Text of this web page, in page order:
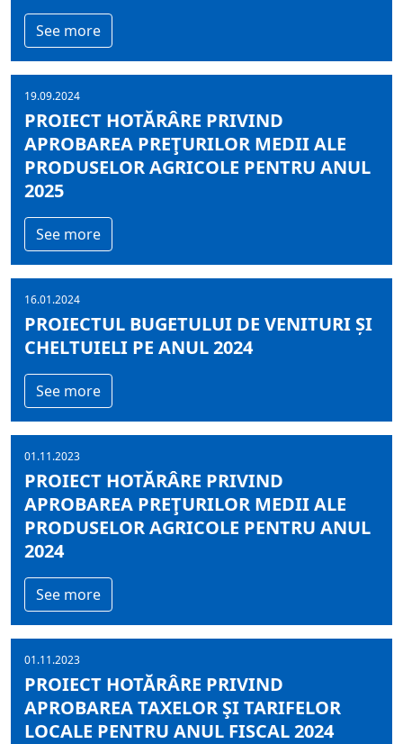
See more
19.09.2024
PROIECT HOTĂRÂRE PRIVIND
APROBAREA PREŢURILOR MEDII ALE
PRODUSELOR AGRICOLE PENTRU ANUL
2025
See more
16.01.2024
PROIECTUL BUGETULUI DE VENITURI ȘI
CHELTUIELI PE ANUL 2024
See more
01.11.2023
PROIECT HOTĂRÂRE PRIVIND
APROBAREA PREŢURILOR MEDII ALE
PRODUSELOR AGRICOLE PENTRU ANUL
2024
See more
01.11.2023
PROIECT HOTĂRÂRE PRIVIND
APROBAREA TAXELOR ŞI TARIFELOR
LOCALE PENTRU ANUL FISCAL 2024